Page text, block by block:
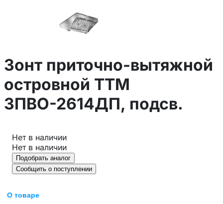
Зонт приточно-вытяжной
островной ТТМ
ЗПВО-2614ДП, подсв.
Нет в наличии
Нет в наличии
Подобрать аналог
Сообщить о поступлении
О товаре